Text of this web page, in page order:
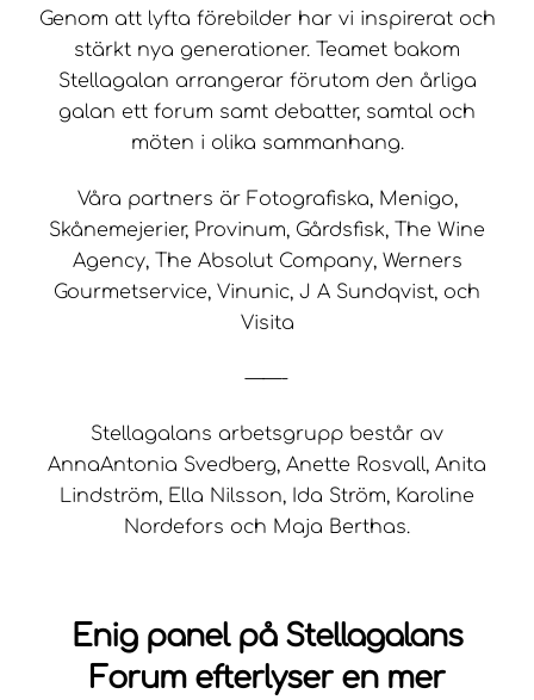
Genom att lyfta förebilder har vi inspirerat och
stärkt nya generationer. Teamet bakom
Stellagalan arrangerar förutom den årliga
galan ett forum samt debatter, samtal och
möten i olika sammanhang.
Våra partners är Fotografiska, Menigo,
Skånemejerier, Provinum, Gårdsfisk, The Wine
Agency, The Absolut Company, Werners
Gourmetservice, Vinunic, J A Sundqvist, och
Visita
——-
Stellagalans arbetsgrupp består av
AnnaAntonia Svedberg, Anette Rosvall, Anita
Lindström, Ella Nilsson, Ida Ström, Karoline
Nordefors och Maja Berthas.
Enig panel på Stellagalans
Forum efterlyser en mer